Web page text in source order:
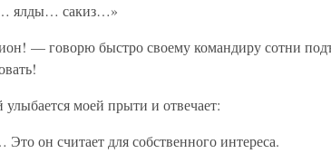
ялды… сакиз…»
— говорю быстро своему командиру сотни
моей прыти и отвечает:
он считает для собственного интереса.